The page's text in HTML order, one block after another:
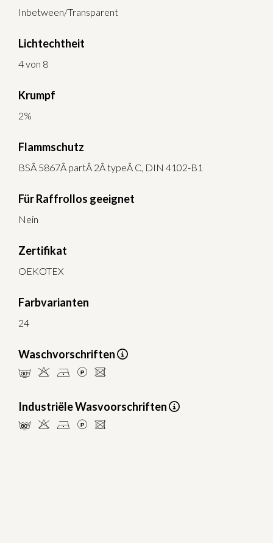
Inbetween/Transparent
Lichtechtheit
4 von 8
Krumpf
2%
Flammschutz
BSÂ 5867Â partÂ 2Â typeÂ C, DIN 4102-B1
Für Raffrollos geeignet
Nein
Zertifikat
OEKOTEX
Farbvarianten
24
Waschvorschriften
mHDLU
Industriële Wasvoorschriften
pHDLU